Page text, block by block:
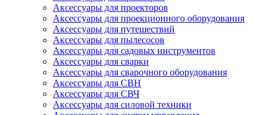
Аксессуары для проекторов
Аксессуары для проекционного оборудования
Аксессуары для путешествий
Аксессуары для пылесосов
Аксессуары для садовых инструментов
Аксессуары для сварки
Аксессуары для сварочного оборудования
Аксессуары для СВН
Аксессуары для СВЧ
Аксессуары для силовой техники